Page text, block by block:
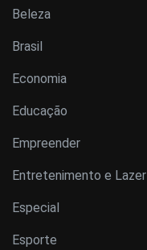
Beleza
Brasil
Economia
Educação
Empreender
Entretenimento e Lazer
Especial
Esporte